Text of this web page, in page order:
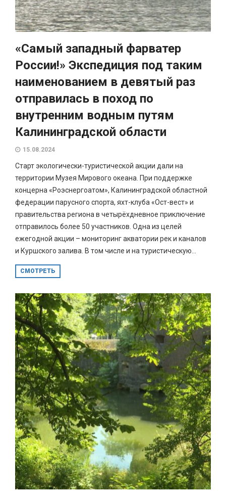
«Самый западный фарватер
России!» Экспедиция под таким
наименованием в девятый раз
отправилась в поход по
внутренним водным путям
Калининградской области
15.08.2024
Старт экологически-туристической акции дали на
территории Музея Мирового океана. При поддержке
концерна «Роэснергоатом», Калининградской областной
федерации парусного спорта, яхт-клуба «Ост-вест» и
правительства региона в четырёхдневное приключение
отправилось более 50 участников. Одна из целей
ежегодной акции – мониторинг акватории рек и каналов
и Куршского залива. В том числе и на туристическую...
СМОТРЕТЬ